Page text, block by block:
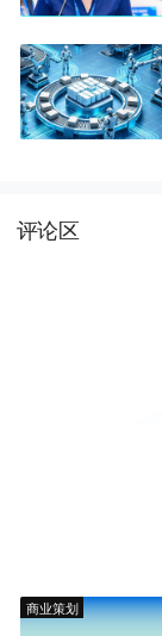
评论区
商业策划